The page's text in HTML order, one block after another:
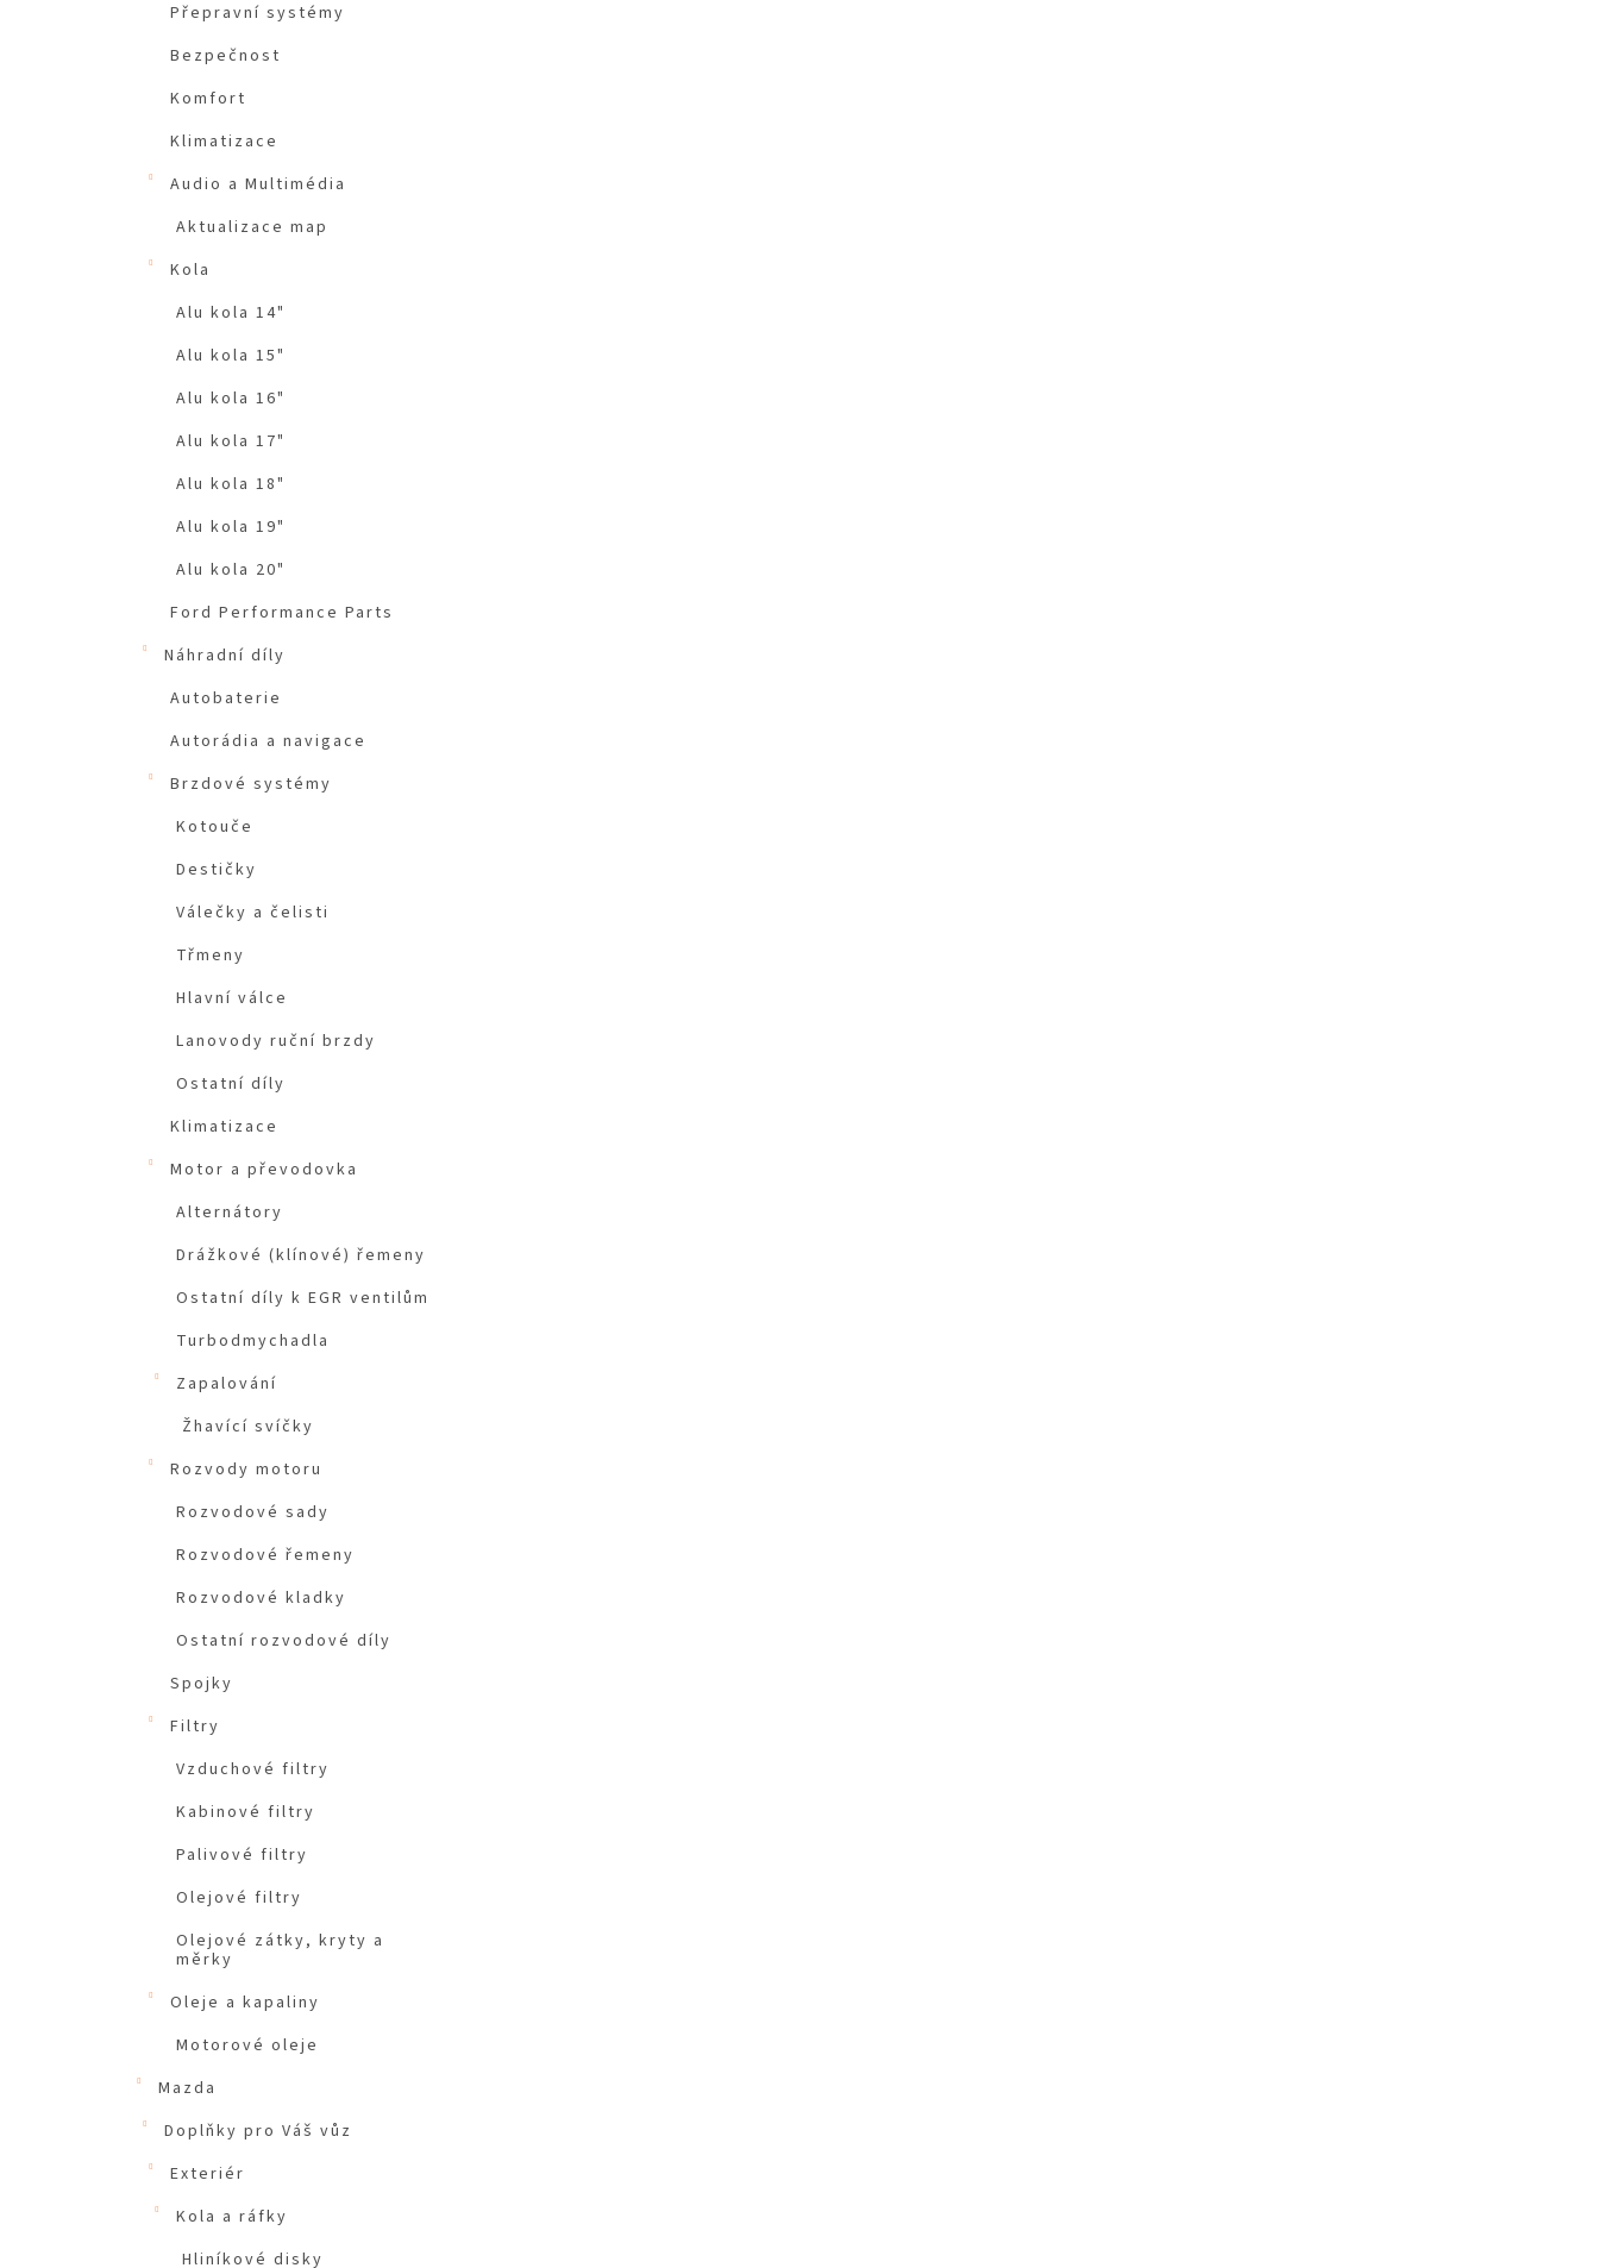
Přepravní systémy
Bezpečnost
Komfort
Klimatizace
Audio a Multimédia
Aktualizace map
Kola
Alu kola 14"
Alu kola 15"
Alu kola 16"
Alu kola 17"
Alu kola 18"
Alu kola 19"
Alu kola 20"
Ford Performance Parts
Náhradní díly
Autobaterie
Autorádia a navigace
Brzdové systémy
Kotouče
Destičky
Válečky a čelisti
Třmeny
Hlavní válce
Lanovody ruční brzdy
Ostatní díly
Klimatizace
Motor a převodovka
Alternátory
Drážkové (klínové) řemeny
Ostatní díly k EGR ventilům
Turbodmychadla
Zapalování
Žhavící svíčky
Rozvody motoru
Rozvodové sady
Rozvodové řemeny
Rozvodové kladky
Ostatní rozvodové díly
Spojky
Filtry
Vzduchové filtry
Kabinové filtry
Palivové filtry
Olejové filtry
Olejové zátky, kryty a
měrky
Oleje a kapaliny
Motorové oleje
Mazda
Doplňky pro Váš vůz
Exteriér
Kola a ráfky
Hliníkové disky